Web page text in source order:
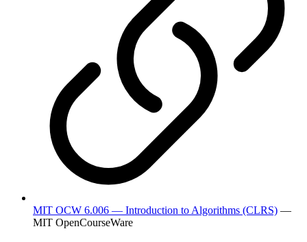
MIT OCW 6.006 — Introduction to Algorithms (CLRS) —
MIT OpenCourseWare